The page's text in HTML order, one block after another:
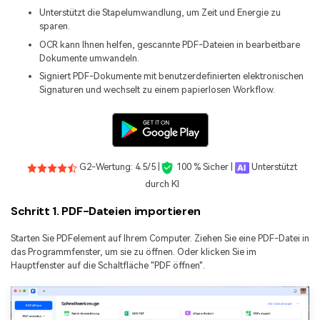
Unterstützt die Stapelumwandlung, um Zeit und Energie zu
sparen.
OCR kann Ihnen helfen, gescannte PDF-Dateien in bearbeitbare
Dokumente umwandeln.
Signiert PDF-Dokumente mit benutzerdefinierten elektronischen
Signaturen und wechselt zu einem papierlosen Workflow.
G2-Wertung: 4.5/5 | 100 % Sicher |
Unterstützt
durch KI
Schritt 1. PDF-Dateien importieren
Starten Sie PDFelement auf Ihrem Computer. Ziehen Sie eine PDF-Datei in
das Programmfenster, um sie zu öffnen. Oder klicken Sie im
Hauptfenster auf die Schaltfläche "PDF öffnen".